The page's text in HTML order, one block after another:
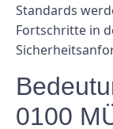
Standards
Fortschritte in
0100